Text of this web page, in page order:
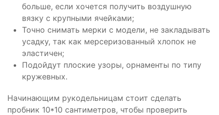
больше, если хочется получить воздушную
вязку с крупными ячейками;
Точно снимать мерки с модели, не закладывать
усадку, так как мерсеризованный хлопок не
эластичен;
Подойдут плоские узоры, орнаменты по типу
кружевных.
Начинающим рукодельницам стоит сделать
пробник 10*10 сантиметров, чтобы проверить